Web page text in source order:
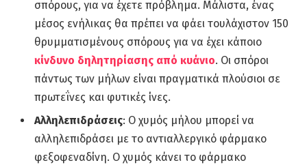
σπόρους, για να έχετε πρόβλημα. Μάλιστα, ένας
μέσος ενήλικας θα πρέπει να φάει τουλάχιστον 150
θρυμματισμένους σπόρους για να έχει κάποιο
κίνδυνο δηλητηρίασης από κυάνιο. Οι σπόροι
πάντως των μήλων είναι πραγματικά πλούσιοι σε
πρωτεΐνες και φυτικές ίνες.
Αλληλεπιδράσεις: Ο χυμός μήλου μπορεί να
αλληλεπιδράσει με το αντιαλλεργικό φάρμακο
φεξοφεναδίνη. Ο χυμός κάνει το φάρμακο